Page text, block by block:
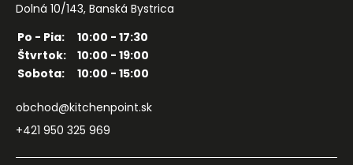
Dolná 10/143, Banská Bystrica
Po - Pia:
10:00 - 17:30
Štvrtok:
10:00 - 19:00
Sobota:
10:00 - 15:00
obchod@kitchenpoint.sk
+421 950 325 969